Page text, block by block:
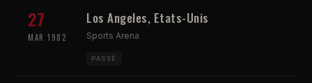
27
MAR 1982
Los Angeles, Etats-Unis
Sports Arena
PASSÉ